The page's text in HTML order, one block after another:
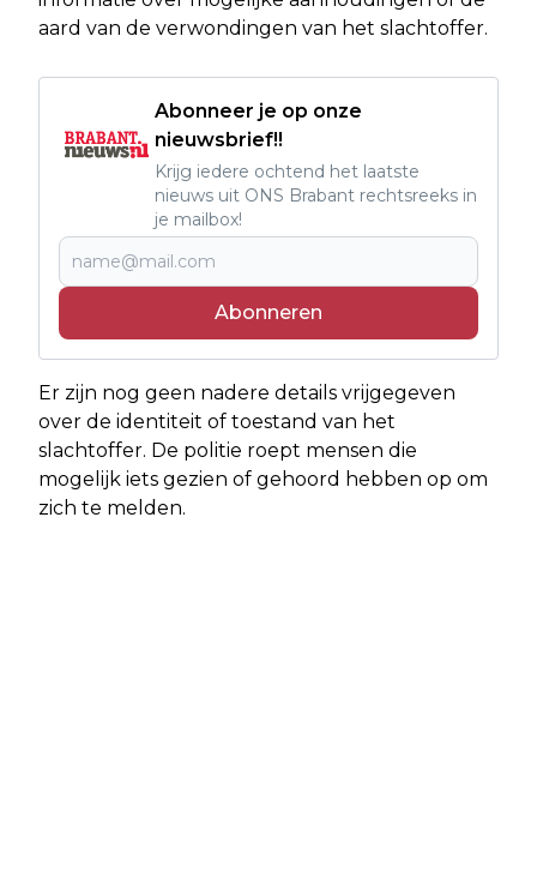
aard van de verwondingen van het slachtoffer.
Abonneer je op onze
nieuwsbrief!!
Krijg iedere ochtend het laatste
nieuws uit ONS Brabant rechtsreeks in
je mailbox!
Abonneren
Er zijn nog geen nadere details vrijgegeven
over de identiteit of toestand van het
slachtoffer. De politie roept mensen die
mogelijk iets gezien of gehoord hebben op om
zich te melden.